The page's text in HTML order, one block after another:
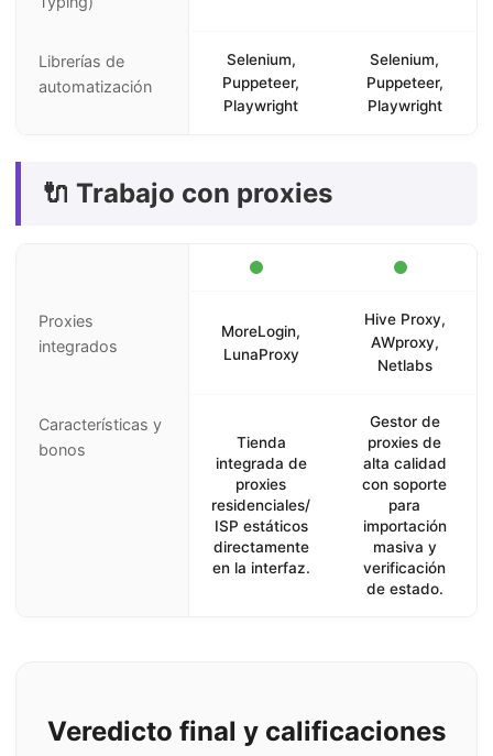
Librerías de
automatización
Selenium,
Puppeteer,
Playwright
Selenium,
Puppeteer,
Playwright
🔌 Trabajo con proxies
Proxies
integrados
MoreLogin,
LunaProxy
Hive Proxy,
AWproxy,
Netlabs
Características y
bonos
Tienda
integrada de
proxies
residenciales/
ISP estáticos
directamente
en la interfaz.
Gestor de
proxies de
alta calidad
con soporte
para
importación
masiva y
verificación
de estado.
Veredicto final y calificaciones